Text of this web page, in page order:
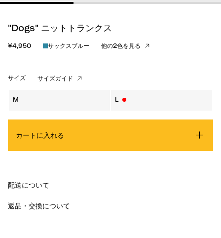
"Dogs" ニットトランクス
¥4,950 サックスブルー 他の2色を見る
サイズ サイズガイド
M L
カートに入れる
配送について
返品・交換について